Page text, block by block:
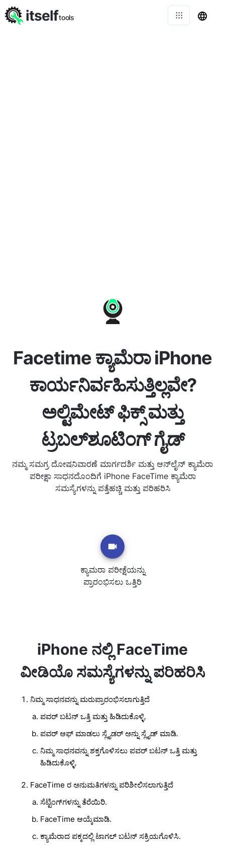
Facetime ಕ್ಯಾಮೆರಾ iPhone
ಕಾರ್ಯನಿರ್ವಹಿಸುತ್ತಿಲ್ಲವೇ?
ಅಲ್ಟಿಮೇಟ್ ಫಿಕ್ಸ್ ಮತ್ತು
ಟ್ರಬಲ್‌ಶೂಟಿಂಗ್ ಗೈಡ್
ನಮ್ಮ ಸಮಗ್ರ ದೋಷನಿವಾರಣೆ ಮಾರ್ಗದರ್ಶಿ ಮತ್ತು ಆನ್‌ಲೈನ್ ಕ್ಯಾಮೆರಾ
ಪರೀಕ್ಷಾ ಸಾಧನದೊಂದಿಗೆ iPhone FaceTime ಕ್ಯಾಮೆರಾ
ಸಮಸ್ಯೆಗಳನ್ನು ಪತ್ತೆಹಚ್ಚಿ ಮತ್ತು ಪರಿಹರಿಸಿ
ಕ್ಯಾಮರಾ ಪರೀಕ್ಷೆಯನ್ನು
ಪ್ರಾರಂಭಿಸಲು ಒತ್ತಿರಿ
iPhone ನಲ್ಲಿ FaceTime
ವೀಡಿಯೊ ಸಮಸ್ಯೆಗಳನ್ನು ಪರಿಹರಿಸಿ
ನಿಮ್ಮ ಸಾಧನವನ್ನು ಮರುಪ್ರಾರಂಭಿಸಲಾಗುತ್ತಿದೆ
ಪವರ್ ಬಟನ್ ಒತ್ತಿ ಮತ್ತು ಹಿಡಿದುಕೊಳ್ಳಿ.
ಪವರ್ ಆಫ್ ಮಾಡಲು ಸ್ಲೈಡರ್ ಅನ್ನು ಸ್ಲೈಡ್ ಮಾಡಿ.
ನಿಮ್ಮ ಸಾಧನವನ್ನು ಶಕ್ತಗೊಳಿಸಲು ಪವರ್ ಬಟನ್ ಒತ್ತಿ ಮತ್ತು
ಹಿಡಿದುಕೊಳ್ಳಿ.
FaceTime ರ ಅನುಮತಿಗಳನ್ನು ಪರಿಶೀಲಿಸಲಾಗುತ್ತಿದೆ
ಸೆಟ್ಟಿಂಗ್‌ಗಳನ್ನು ತೆರೆಯಿರಿ.
FaceTime ಆಯ್ಕೆಮಾಡಿ.
ಕ್ಯಾಮೆರಾದ ಪಕ್ಕದಲ್ಲಿ ಟಾಗಲ್ ಬಟನ್ ಸಕ್ರಿಯಗೊಳಿಸಿ.
itselftools